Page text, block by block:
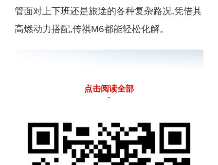
管面对上下班还是旅途的各种复杂路况,凭借其
高燃动力搭配,传祺M6都能轻松化解。
点击阅读全部